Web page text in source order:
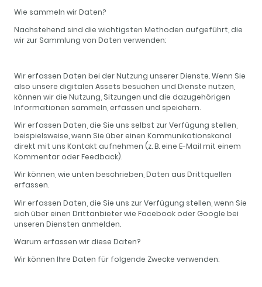
Wie sammeln wir Daten?
Nachstehend sind die wichtigsten Methoden aufgeführt, die
wir zur Sammlung von Daten verwenden:
Wir erfassen Daten bei der Nutzung unserer Dienste. Wenn Sie
also unsere digitalen Assets besuchen und Dienste nutzen,
können wir die Nutzung, Sitzungen und die dazugehörigen
Informationen sammeln, erfassen und speichern.
Wir erfassen Daten, die Sie uns selbst zur Verfügung stellen,
beispielsweise, wenn Sie über einen Kommunikationskanal
direkt mit uns Kontakt aufnehmen (z. B. eine E-Mail mit einem
Kommentar oder Feedback).
Wir können, wie unten beschrieben, Daten aus Drittquellen
erfassen.
Wir erfassen Daten, die Sie uns zur Verfügung stellen, wenn Sie
sich über einen Drittanbieter wie Facebook oder Google bei
unseren Diensten anmelden.
Warum erfassen wir diese Daten?
Wir können Ihre Daten für folgende Zwecke verwenden: